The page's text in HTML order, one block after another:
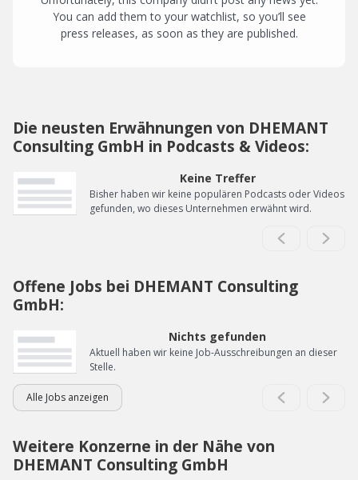
You can add them to your watchlist, so you’ll see
press releases, as soon as they are published.
Die neusten Erwähnungen von DHEMANT
Consulting GmbH in Podcasts & Videos:
Keine Treffer
Bisher haben wir keine populären Podcasts oder Videos
gefunden, wo dieses Unternehmen erwähnt wird.
Offene Jobs bei DHEMANT Consulting
GmbH:
Nichts gefunden
Aktuell haben wir keine Job-Ausschreibungen an dieser
Stelle.
Alle Jobs anzeigen
Weitere Konzerne in der Nähe von
DHEMANT Consulting GmbH